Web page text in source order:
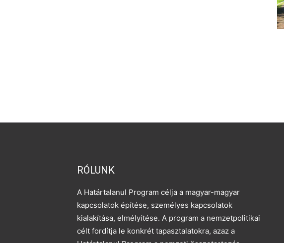
RÓLUNK
A Határtalanul Program célja a magyar-magyar
kapcsolatok építése, személyes kapcsolatok
kialakítása, elmélyítése. A program a nemzetpolitikai
célt fordítja le konkrét tapasztalatokra, azaz a